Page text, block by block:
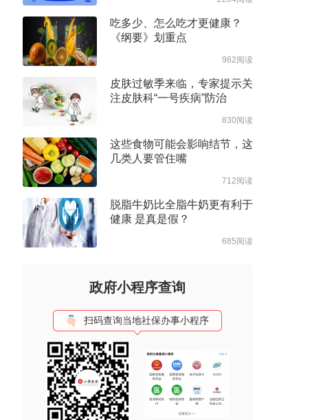
吃多少、怎么吃才更健康？
《纲要》划重点
982阅读
皮肤过敏季来临，专家提示关
注皮肤科“一号疾病”防治
830阅读
这些食物可能会影响结节，这
几类人要管住嘴
712阅读
脱脂牛奶比全脂牛奶更有利于
健康 是真是假？
685阅读
政府小程序查询
扫码查询当地社保办事小程序